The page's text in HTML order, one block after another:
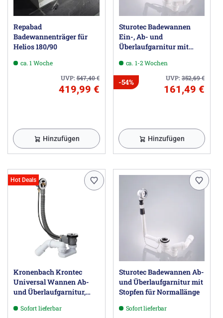
Repabad
Badewannenträger für
Helios 180/90
ca. 1 Woche
UVP:547,40€
419,99 €
Hinzufügen
Sturotec Badewannen
Ein-, Ab- und
Überlaufgarnitur mit
ca. 1-2 Wochen
UVP:352,69€
-54%
161,49 €
Hinzufügen
Hot Deals
Kronenbach Krontec
Universal Wannen Ab-
und Überlaufgarnitur,
Sofort lieferbar
Sturotec Badewannen Ab-
und Überlaufgarnitur mit
Stopfen für Normallänge
Sofort lieferbar